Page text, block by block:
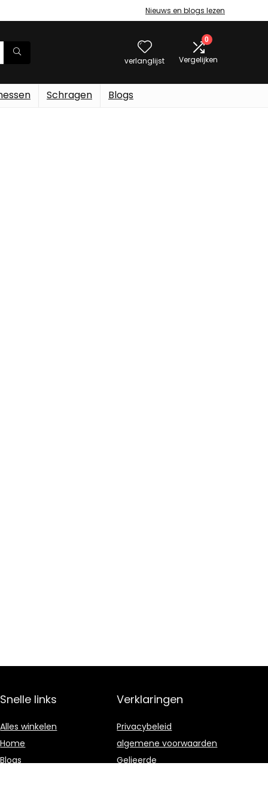
Nieuws en blogs lezen
verlanglijst
0
Vergelijken
Schragen Blogs
Snelle links
Alles winkelen
Home
Blogs
Verklaringen
Privacybeleid
algemene voorwaarden
Gelieerde